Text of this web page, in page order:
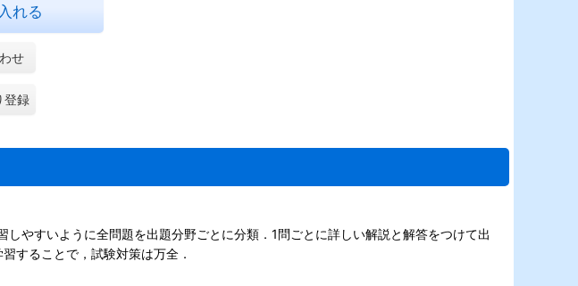
れる
せ
登録
やすいように全問題を出題分野ごとに分類．1問ごとに詳しい解説と解答をつけて出
することで，試験対策は万全．